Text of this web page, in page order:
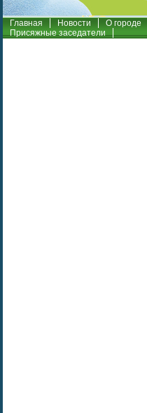
Главная Новости О городе
Присяжные заседатели